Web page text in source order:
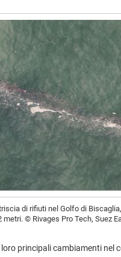
di rifiuti nel Golfo di
metri. © Rivages Pro Tech, Suez
principali cambiamenti nel